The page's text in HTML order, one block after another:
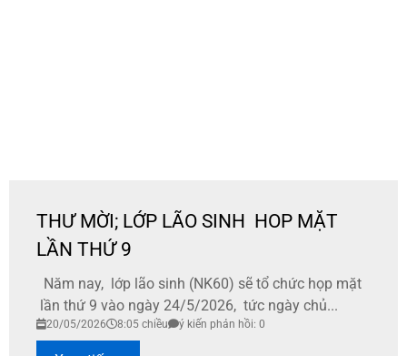
THƯ MỜI; LỚP LÃO SINH HOP MẶT
LẦN THỨ 9
Năm nay, lớp lão sinh (NK60) sẽ tổ chức họp mặt
lần thứ 9 vào ngày 24/5/2026, tức ngày chủ...
20/05/2026 8:05 chiều ý kiến phản hồi: 0